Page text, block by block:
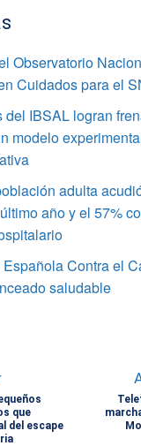
Observatorio
Cuidados para el
del IBSAL logran
modelo
adulta
año y el 57%
Contra el
saludable
que
del escape